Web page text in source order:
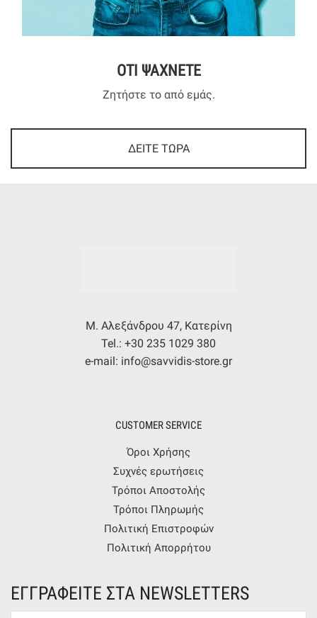
ΟΤΙ ΨΑΧΝΕΤΕ
Ζητήστε το από εμάς.
ΔΕΙΤΕ ΤΩΡΑ
Μ. Αλεξάνδρου 47, Κατερίνη
Tel.: +30 235 1029 380
e-mail: info@savvidis-store.gr
CUSTOMER SERVICE
Όροι Χρήσης
Συχνές ερωτήσεις
Τρόποι Αποστολής
Τρόποι Πληρωμής
Πολιτική Επιστροφών
Πολιτική Απορρήτου
ΕΓΓΡΑΦΕΙΤΕ ΣΤΑ NEWSLETTERS